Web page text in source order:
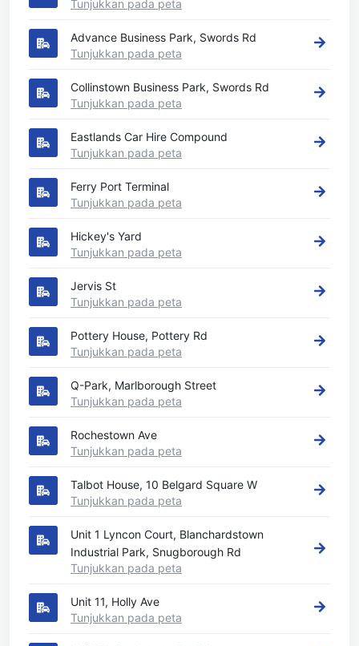
Tunjukkan pada peta
Advance Business Park, Swords Rd
Tunjukkan pada peta
Collinstown Business Park, Swords Rd
Tunjukkan pada peta
Eastlands Car Hire Compound
Tunjukkan pada peta
Ferry Port Terminal
Tunjukkan pada peta
Hickey's Yard
Tunjukkan pada peta
Jervis St
Tunjukkan pada peta
Pottery House, Pottery Rd
Tunjukkan pada peta
Q-Park, Marlborough Street
Tunjukkan pada peta
Rochestown Ave
Tunjukkan pada peta
Talbot House, 10 Belgard Square W
Tunjukkan pada peta
Unit 1 Lyncon Court, Blanchardstown
Industrial Park, Snugborough Rd
Tunjukkan pada peta
Unit 11, Holly Ave
Tunjukkan pada peta